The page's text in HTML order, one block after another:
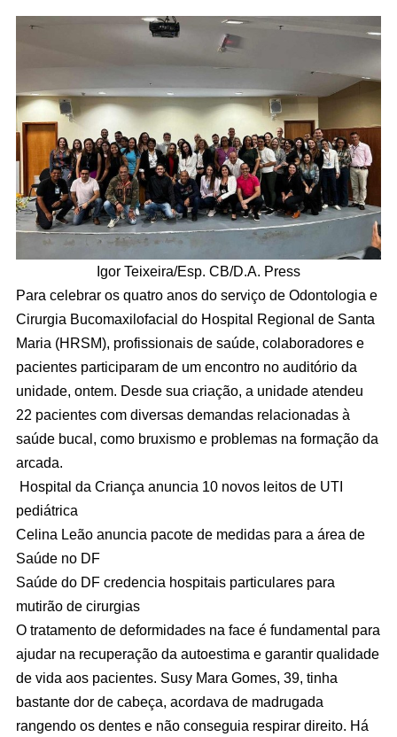
Igor Teixeira/Esp. CB/D.A. Press
Para celebrar os quatro anos do serviço de Odontologia e
Cirurgia Bucomaxilofacial do Hospital Regional de Santa
Maria (HRSM), profissionais de saúde, colaboradores e
pacientes participaram de um encontro no auditório da
unidade, ontem. Desde sua criação, a unidade atendeu
22 pacientes com diversas demandas relacionadas à
saúde bucal, como bruxismo e problemas na formação da
arcada.
Hospital da Criança anuncia 10 novos leitos de UTI
pediátrica
Celina Leão anuncia pacote de medidas para a área de
Saúde no DF
Saúde do DF credencia hospitais particulares para
mutirão de cirurgias
O tratamento de deformidades na face é fundamental para
ajudar na recuperação da autoestima e garantir qualidade
de vida aos pacientes. Susy Mara Gomes, 39, tinha
bastante dor de cabeça, acordava de madrugada
rangendo os dentes e não conseguia respirar direito. Há